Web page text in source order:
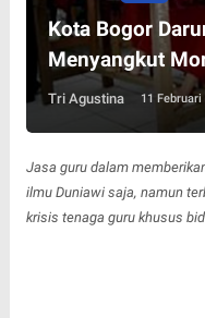
Kota Bogor
Menyangkut
Tri Agustina 11 Februari
Jasa guru dalam
ilmu Duniawi saja, namun
krisis tenaga guru khusus